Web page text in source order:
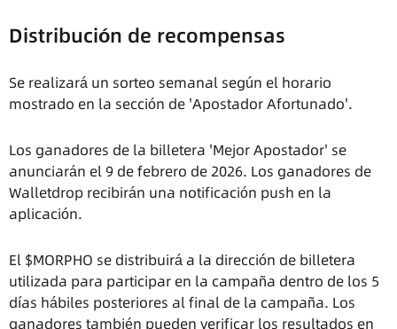
Distribución de recompensas
Se realizará un sorteo semanal según el horario
mostrado en la sección de 'Apostador Afortunado'.
Los ganadores de la billetera 'Mejor Apostador' se
anunciarán el 9 de febrero de 2026. Los ganadores de
Walletdrop recibirán una notificación push en la
aplicación.
El $MORPHO se distribuirá a la dirección de billetera
utilizada para participar en la campaña dentro de los 5
días hábiles posteriores al final de la campaña. Los
ganadores también pueden verificar los resultados en